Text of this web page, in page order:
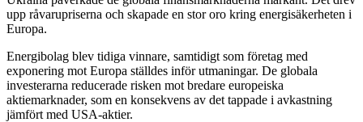
upp råvarupriserna och skapade en stor oro kring energisäkerheten i
Europa.
Energibolag blev tidiga vinnare, samtidigt som företag med
exponering mot Europa ställdes inför utmaningar. De globala
investerarna reducerade risken mot bredare europeiska
aktiemarknader, som en konsekvens av det tappade i avkastning
jämfört med USA-aktier.